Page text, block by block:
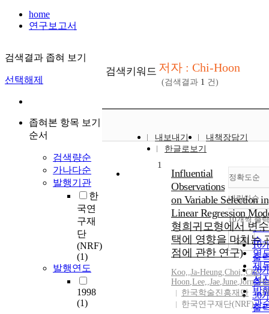
home
연구보고서
검색결과 좁혀 보기
선택해제
좁혀본 항목 보기
순서
검색량순
가나다순
발행기관
한
국연
구재
단
(NRF)
(1)
발행연도
1998
(1)
검색키워드 저자 : Chi-Hoon
(검색결과 1 건)
내보내기
내책장담기
한글로보기
정확도순
정
순
인
순
연
제
저
발
관
내림차순
내
10개씩 출력
10
출
20
출
30
출
조회
1
Influential
Observations
on Variable Selection in
Linear Regression
형희귀모형에서 변
택에 영향을 미치는
점에 관한 연구)
Koo,,Ja-Heung,Choi,,Chi-
Hoon,Lee,,Jae,June,Jorn,,
한국학술진흥재단
한국연구재단(NRF)